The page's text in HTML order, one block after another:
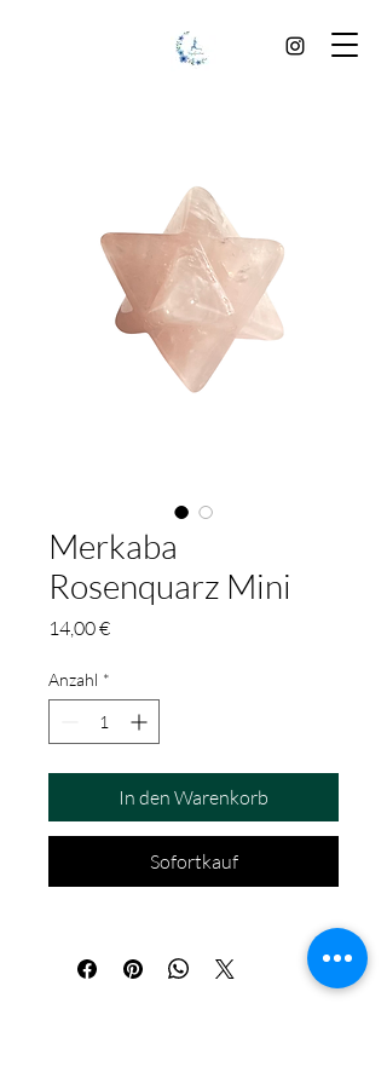
Merkaba
Rosenquarz Mini
14,00 €Preis
Anzahl *
In den Warenkorb
Sofortkauf